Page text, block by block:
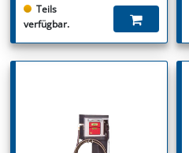
Teils
verfügbar.